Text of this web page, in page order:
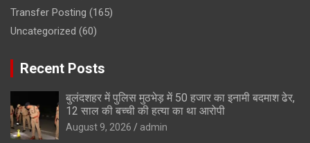
Transfer Posting (165)
Uncategorized (60)
Recent Posts
बुलंदशहर में पुलिस मुठभेड़ में 50 हजार का इनामी बदमाश ढेर,
12 साल की बच्ची की हत्या का था आरोपी
August 9, 2026 admin